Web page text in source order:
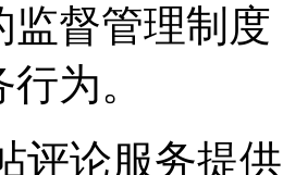
监督管理制
为。
评论服务提